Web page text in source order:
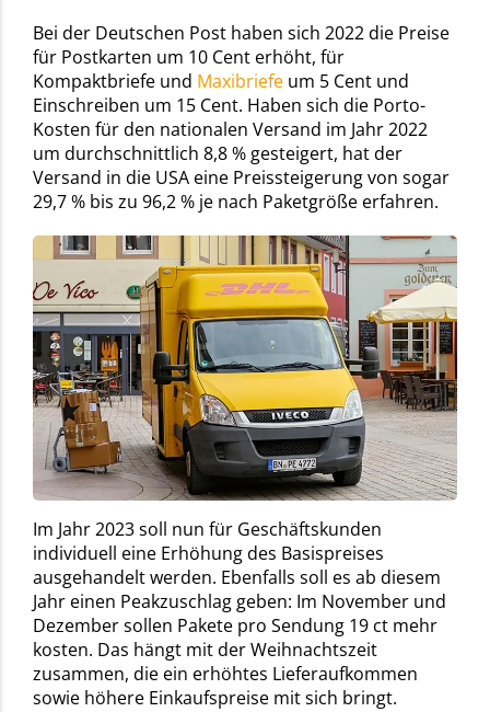
Bei der Deutschen Post haben sich 2022 die Preise
für Postkarten um 10 Cent erhöht, für
Kompaktbriefe und Maxibriefe um 5 Cent und
Einschreiben um 15 Cent. Haben sich die Porto-
Kosten für den nationalen Versand im Jahr 2022
um durchschnittlich 8,8 % gesteigert, hat der
Versand in die USA eine Preissteigerung von sogar
29,7 % bis zu 96,2 % je nach Paketgröße erfahren.
Im Jahr 2023 soll nun für Geschäftskunden
individuell eine Erhöhung des Basispreises
ausgehandelt werden. Ebenfalls soll es ab diesem
Jahr einen Peakzuschlag geben: Im November und
Dezember sollen Pakete pro Sendung 19 ct mehr
kosten. Das hängt mit der Weihnachtszeit
zusammen, die ein erhöhtes Lieferaufkommen
sowie höhere Einkaufspreise mit sich bringt.